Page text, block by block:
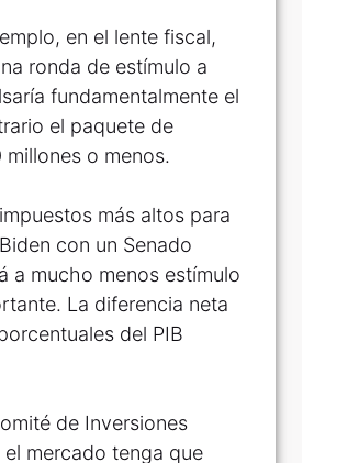
en el lente fiscal,
ronda de estímulo a
fundamentalmente el
el paquete de
o menos.
más altos para
con un Senado
a mucho menos estímulo
La diferencia neta
del PIB
de Inversiones
mercado tenga que